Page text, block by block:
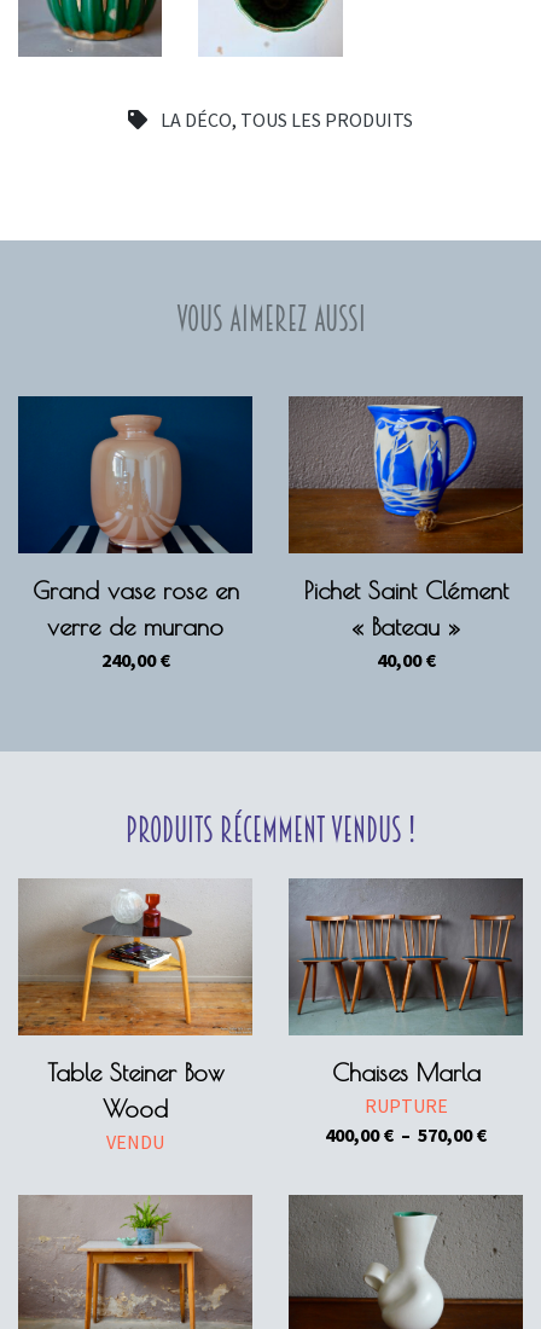
LA DÉCO, TOUS LES PRODUITS
Vous aimerez aussi
Grand vase rose en
verre de murano
240,00€
Pichet Saint Clément
« Bateau »
40,00€
Produits récemment vendus !
Table Steiner Bow
Wood
VENDU
Chaises Marla
RUPTURE
400,00€ – 570,00€Plage
prix :
à